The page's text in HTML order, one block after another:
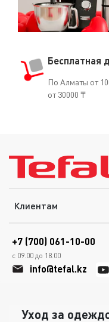
Бесплатная
По Алматы от
от 30000 ₸
Клиентам
+7 (700) 061-10-00
с 09.00 до 18.00
info@tefal.kz
Уход за